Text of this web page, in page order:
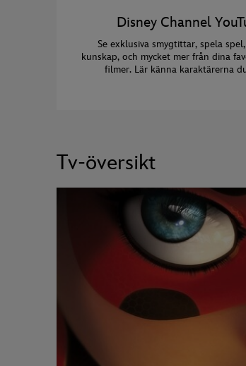
Disney Channel
Se exklusiva smygtittar, spela
kunskap, och mycket mer från dina
filmer. Lär känna karaktärerna
Tv-översikt